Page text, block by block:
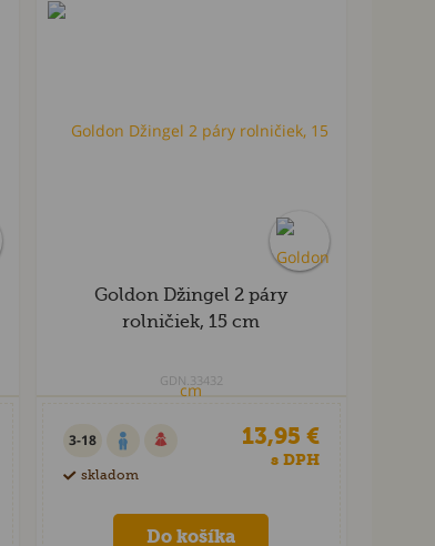
Goldon Džingel 2 páry
rolničiek, 15 cm
GDN.33432
3-18
skladom
13,95 €
s DPH